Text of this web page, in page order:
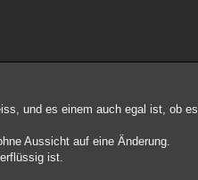
und es einem auch egal ist, ob es
Aussicht auf eine Änderung.
ist.